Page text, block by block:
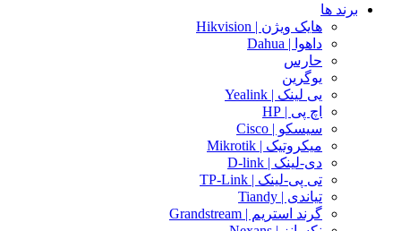
برند ها
هایک ویژن | Hikvision
داهوا | Dahua
حارس
یوگرین
یی لینک | Yealink
اچ پی | HP
سیسکو | Cisco
میکروتیک | Mikrotik
دی-لینک | D-link
تی پی-لینک | TP-Link
تیاندی | Tiandy
گرند استریم | Grandstream